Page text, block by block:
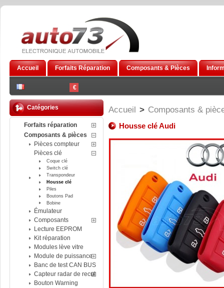
€
Accueil Forfaits Réparation Composants & Pièces
Catégories
Forfaits réparation
Composants & pièces
Pièces compteur
Pièces clé
Coque clé
Switch clé
Transpondeur
Housse clé
Piles
Boutons Pad
Bobine
Émulateur
Composants
Lecture EEPROM
Kit réparation
Modules lève vitre
Module de puissance
Banc de test CAN BUS
Capteur radar de recul
Bouton Warning
Accueil > Composants &
Housse clé Audi